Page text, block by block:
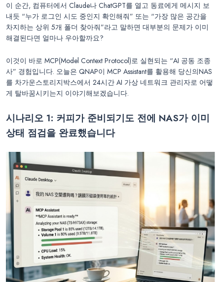
이 순간, 컴퓨터에서 Claude나 ChatGPT를 열고 동료에게 메시지 보
내듯 “누가 로그인 시도 중인지 확인해줘” 또는 “가장 많은 공간을
차지하는 상위 5개 폴더 찾아줘”라고 말하면 대부분의 문제가 이미
해결된다면 얼마나 우아할까요?
이것이 바로 MCP(Model Context Protocol)로 실현되는 “AI 공동 조종
사” 경험입니다. 오늘은 QNAP이 MCP Assistant를 활용해 당신의NAS
를 차가운스토리지박스에서 24시간 AI 가상 네트워크 관리자로 어떻
게 탈바꿈시키는지 이야기해보겠습니다.
시나리오 1: 커피가 준비되기도 전에 NAS가 이미
상태 점검을 완료했습니다